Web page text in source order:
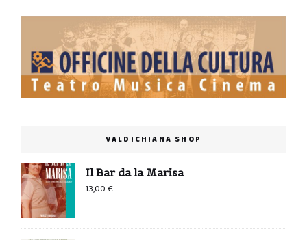
VALDICHIANA SHOP
Il Bar da la Marisa
13,00€